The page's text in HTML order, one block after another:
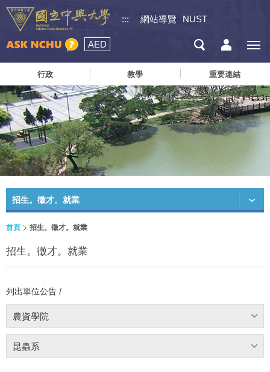
::: 網站導覽 NUST
AED
行政 教學 重要連結
招生。徵才。就業
首頁 招生。徵才。就業
招生。徵才。就業
列出單位公告 /
農資學院
昆蟲系